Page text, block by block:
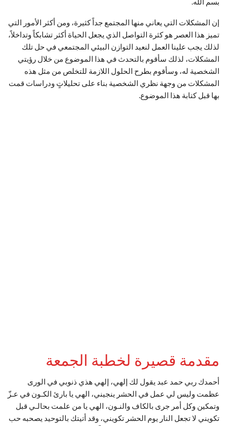
إن المشكلات التي يعاني منها المجتمع جداً كثيرة، ومن أكثر الأمور التي
تميز هذا العصر هو كثرة التواصل الذي يجعل الحياة أكثر تشابكاً وتداخلاً،
لذلك يجب علينا العمل لنعيد التوازن البيئي المجتمعي في حل تلك
المشكلات، لذلك سأقوم بالتحدث في هذا الموضوع من خلال رؤيتي
الشخصية له، وسأقوم بطرح الحلول اللازمة للتخلص من مثل هذه
المشكلات من وجهة نظري الشخصية بناء على تحليلاتٍ ودراسات قمت
بها قبل كتابة هذا الموضوع.
مقدمة قصيرة لخطبة الجمعة
أحمدك ربي حمد عبد يقول لك إلهي، إلهي هذي ذنوبي في الورى
عظمت وليس لي عمل في الحشر ينجيني، الهي يا بارئ الكـون في عـزّ
وتمكين وكل أمر جرى بالكاف والنـون، الهي يا من علمت بحالـي قبل
تكويني لا تجعل النار يوم الحشر تكويني، وقد أتيتك بالتوحيد يصحبه حب